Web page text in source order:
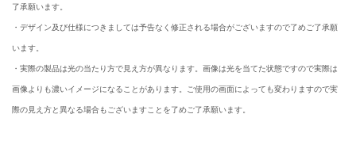
了承願います。
・デザイン及び仕様につきましては予告なく修正される場合がございますので了めご了承願
います。
・実際の製品は光の当たり方で見え方が異なります。画像は光を当てた状態ですので実際は
画像よりも濃いイメージになることがあります。ご使用の画面によっても変わりますので実
際の見え方と異なる場合もございますことを了めご了承願います。